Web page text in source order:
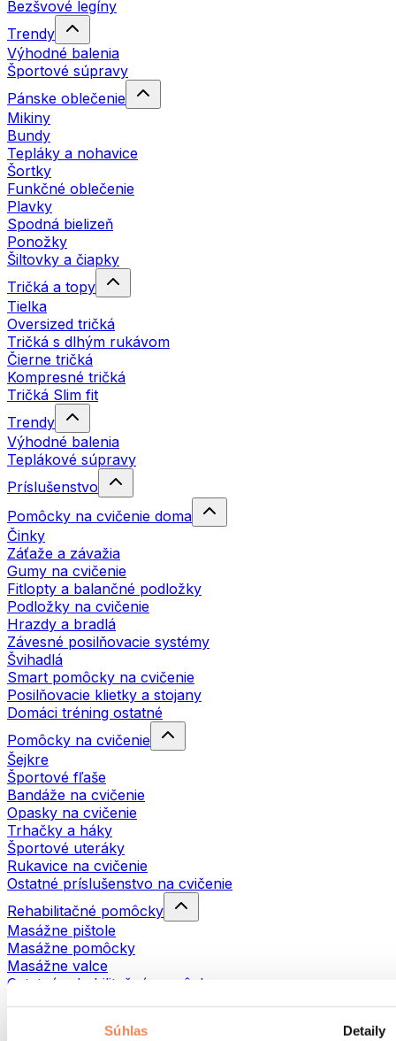
Súhlas Detaily
Bezšvové legíny
Trendy
Výhodné balenia
Športové súpravy
Pánske oblečenie
Mikiny
Bundy
Tepláky a nohavice
Šortky
Funkčné oblečenie
Plavky
Spodná bielizeň
Ponožky
Šiltovky a čiapky
Tričká a topy
Tielka
Oversized tričká
Tričká s dlhým rukávom
Čierne tričká
Kompresné tričká
Tričká Slim fit
Trendy
Výhodné balenia
Teplákové súpravy
Príslušenstvo
Pomôcky na cvičenie doma
Činky
Záťaže a závažia
Gumy na cvičenie
Fitlopty a balančné podložky
Podložky na cvičenie
Hrazdy a bradlá
Závesné posilňovacie systémy
Švihadlá
Smart pomôcky na cvičenie
Posilňovacie klietky a stojany
Domáci tréning ostatné
Pomôcky na cvičenie
Šejkre
Športové fľaše
Bandáže na cvičenie
Opasky na cvičenie
Trhačky a háky
Športové uteráky
Rukavice na cvičenie
Ostatné príslušenstvo na cvičenie
Rehabilitačné pomôcky
Masážne pištole
Masážne pomôcky
Masážne valce
Ostatné rehabilitačné pomôcky
Tašky a batohy
Tašky na jedlo a príslušenstvo